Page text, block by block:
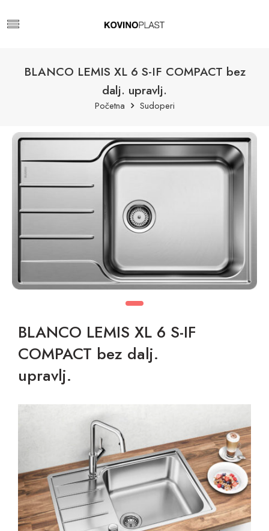
BLANCO LEMIS XL 6 S-IF COMPACT bez
dalj. upravlj.
Početna Sudoperi
BLANCO LEMIS XL 6 S-IF
COMPACT bez dalj.
upravlj.